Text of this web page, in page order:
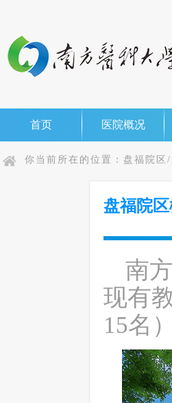
首页 医院概况
你当前所在的位置： 盘福院区/
盘福院
南
现有
15名